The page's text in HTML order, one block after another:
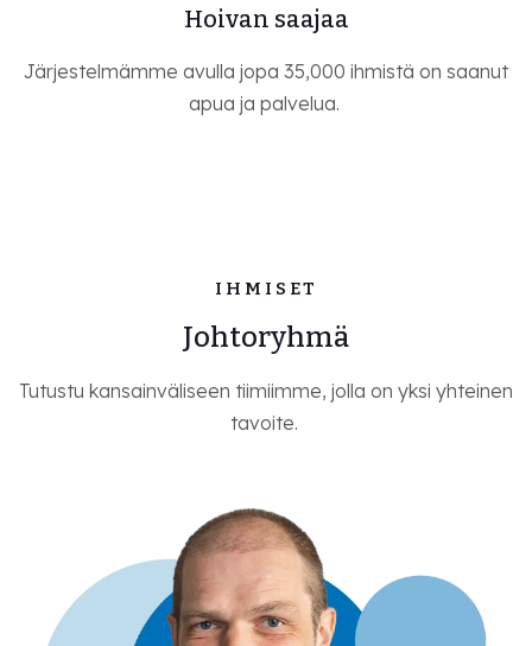
Hoivan saajaa
Järjestelmämme avulla jopa 35,000 ihmistä on saanut
apua ja palvelua.
IHMISET
Johtoryhmä
Tutustu kansainväliseen tiimiimme, jolla on yksi yhteinen
tavoite.